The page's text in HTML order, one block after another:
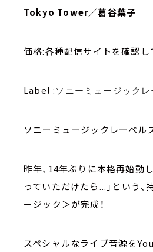
Tokyo Tower／葛谷葉子
価格:各種配信サイトを確認
Label : ソニーミュージック
ソニーミュージックレーベ
昨年、14年ぶりに本格再始動
っていただけたら...」という
ージック＞が完成！
スペシャルなライブ音源を